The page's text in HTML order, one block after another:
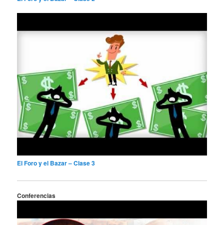
El Foro y el Bazar – Clase 3
Conferencias